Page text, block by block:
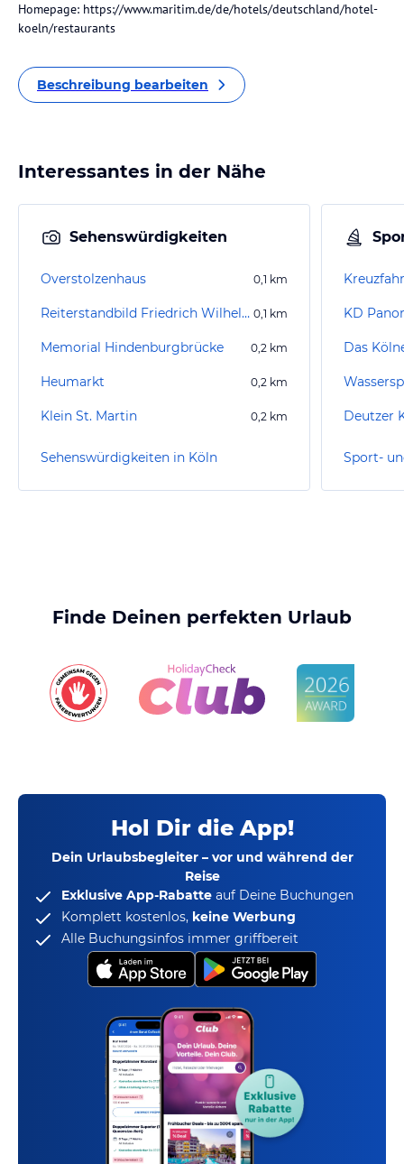
Homepage: https://www.maritim.de/de/hotels/deutschland/hotel-
koeln/restaurants
Beschreibung bearbeiten
Interessantes in der Nähe
Sehenswürdigkeiten
Overstolzenhaus 0,1 km
Reiterstandbild Friedrich Wilhelm III. 0,1 km
Memorial Hindenburgbrücke 0,2 km
Heumarkt 0,2 km
Klein St. Martin 0,2 km
Sehenswürdigkeiten in Köln
KD
Deutzer
Sport-
Finde Deinen perfekten Urlaub
Hol Dir die App!
Dein Urlaubsbegleiter – vor und während der
Reise
Exklusive App-Rabatte auf Deine Buchungen
Komplett kostenlos, keine Werbung
Alle Buchungsinfos immer griffbereit